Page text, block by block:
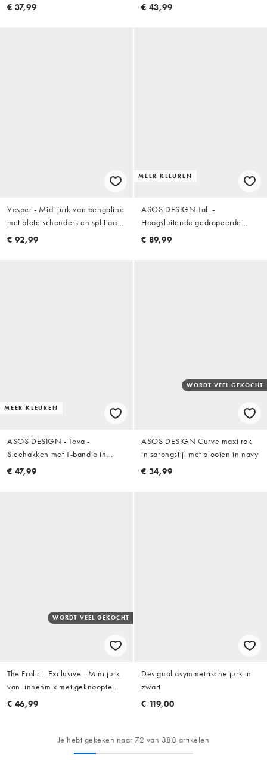
witte stippenprint
€ 37,99
blote schouders, aansluitende
€ 43,99
Vesper - Midi jurk van bengaline
met blote schouders en split aan
de voorkant in zwart
€ 92,99
MEER KLEUREN
ASOS DESIGN Tall -
Hoogsluitende gedrapeerde
maxi jurk met gedrapeerde rok in
€ 89,99
MEER KLEUREN
ASOS DESIGN - Tova -
Sleehakken met T-bandje in
chocoladebruin
€ 47,99
WORDT VEEL GEKOCHT
ASOS DESIGN Curve maxi rok
in sarongstijl met plooien in navy
€ 34,99
WORDT VEEL GEKOCHT
The Frolic - Exclusive - Mini jurk
van linnenmix met geknoopte
voorkant en halternek in
€ 46,99
Desigual asymmetrische jurk in
zwart
€ 119,00
Je hebt gekeken naar 72 van 388 artikelen